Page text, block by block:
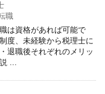
職
は資格があれば可能で
度、未経験から税理士に
退職後それぞれのメリッ
...